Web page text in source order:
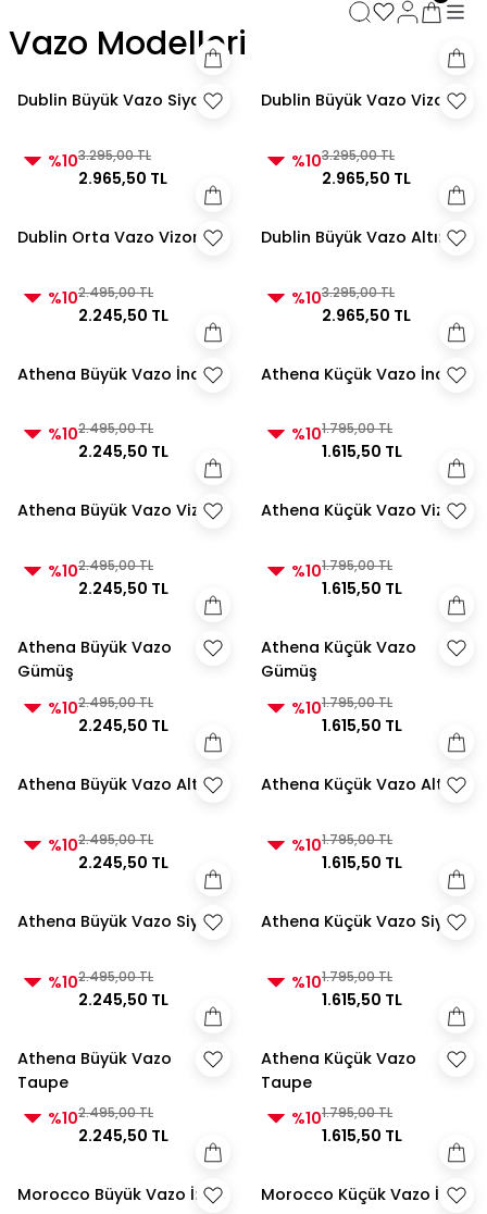
3000 TL ve Üzeri Alışverişlerde Kargo Bedava! 2
3000 TL ve Üzeri Alışverişlerde Kargo Bedava!
3000 TL ve Üzeri Alışverişlerde Kargo Bedava!
Vazo Modelleri
Dublin Büyük Vazo Siyah
%103.295,00 TL
2.965,50 TL
Dublin Büyük Vazo Vizon
%103.295,00 TL
2.965,50 TL
Dublin Orta Vazo Vizon
%102.495,00 TL
2.245,50 TL
Dublin Büyük Vazo Altın
%103.295,00 TL
2.965,50 TL
Athena Büyük Vazo İnci
%102.495,00 TL
2.245,50 TL
Athena Küçük Vazo İnci
%101.795,00 TL
1.615,50 TL
Athena Büyük Vazo Vizon
%102.495,00 TL
2.245,50 TL
Athena Küçük Vazo Vizon
%101.795,00 TL
1.615,50 TL
Athena Büyük Vazo
Gümüş
%102.495,00 TL
2.245,50 TL
Athena Küçük Vazo
Gümüş
%101.795,00 TL
1.615,50 TL
Athena Büyük Vazo Altın
%102.495,00 TL
2.245,50 TL
Athena Küçük Vazo Altın
%101.795,00 TL
1.615,50 TL
Athena Büyük Vazo Siyah
%102.495,00 TL
2.245,50 TL
Athena Küçük Vazo Siyah
%101.795,00 TL
1.615,50 TL
Athena Büyük Vazo
Taupe
%102.495,00 TL
2.245,50 TL
Athena Küçük Vazo
Taupe
%101.795,00 TL
1.615,50 TL
Morocco Büyük Vazo İnci Morocco Küçük Vazo İnci